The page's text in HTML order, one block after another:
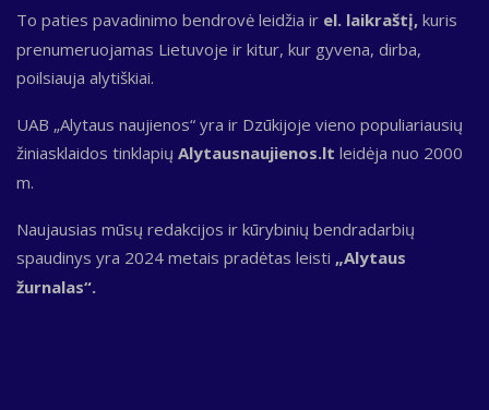
To paties pavadinimo bendrovė leidžia ir el. laikraštį, kuris
prenumeruojamas Lietuvoje ir kitur, kur gyvena, dirba,
poilsiauja alytiškiai.
UAB „Alytaus naujienos“ yra ir Dzūkijoje vieno populiariausių
žiniasklaidos tinklapių Alytausnaujienos.lt leidėja nuo 2000
m.
Naujausias mūsų redakcijos ir kūrybinių bendradarbių
spaudinys yra 2024 metais pradėtas leisti „Alytaus
žurnalas“.